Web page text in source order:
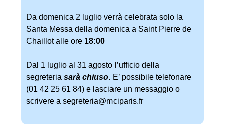
Da domenica 2 luglio verrà celebrata solo la
Santa Messa della domenica a Saint Pierre de
Chaillot alle ore 18:00
Dal 1 luglio al 31 agosto l’ufficio della
segreteria sarà chiuso. E’ possibile telefonare
(01 42 25 61 84) e lasciare un messaggio o
scrivere a segreteria@mciparis.fr